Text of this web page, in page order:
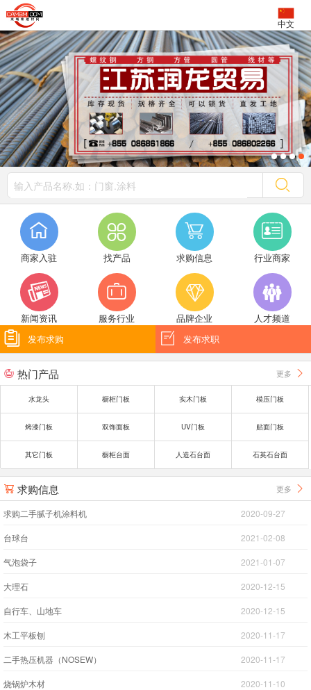
中文

商家入驻

找产品

求购信息

行业商家

新闻资讯

服务行业

品牌企业

人才频道
 发布求购  发布求职
 热门产品 更多 
水龙头 橱柜门板 实木门板 模压门板
烤漆门板 双饰面板 UV门板 贴面门板
其它门板 橱柜台面 人造石台面 石英石台面
 求购信息 更多 
求购二手腻子机涂料机 2020-09-27
台球台 2021-02-08
气泡袋子 2021-01-07
大理石 2020-12-15
自行车、山地车 2020-12-15
木工平板刨 2020-11-17
二手热压机器（NOSEW） 2020-11-17
烧锅炉木材 2020-11-10